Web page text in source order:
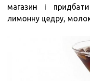
магазин і
лимонну цедру,